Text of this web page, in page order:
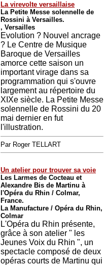
La virevolte versaillaise
La Petite Messe solennelle de
Rossini à Versailles.
, Versailles
Evolution ? Nouvel ancrage
? Le Centre de Musique
Baroque de Versailles
amorce cette saison un
important virage dans sa
programmation qui s'ouvre
largement au répertoire du
XIXe siècle. La Petite Messe
solennelle de Rossini du 20
mai dernier en fut
l'illustration.
Par Roger TELLART
Un atelier pour trouver sa voie
Les Larmes de Cocteau et
Alexandre Bis de Martinu à
l'Opéra du Rhin / Colmar,
France.
La Manufacture / Opéra du Rhin,
Colmar
L'Opéra du Rhin présente,
grâce à son atelier " les
Jeunes Voix du Rhin ", un
spectacle composé de deux
opéras courts de Martinu qui